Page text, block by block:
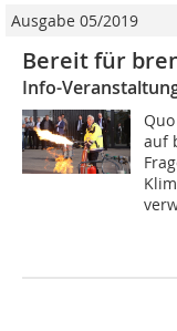
Ausgabe 05/2019
Bereit für
Info-
auf